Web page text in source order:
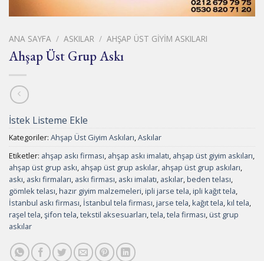
ANA SAYFA / ASKILAR / AHŞAP ÜST GIYIM ASKILARI
Ahşap Üst Grup Askı
İstek Listeme Ekle
Kategoriler: Ahşap Üst Giyim Askıları,Askılar
Etiketler: ahşap askı firması, ahşap askı imalatı, ahşap üst giyim askıları,
ahşap üst grup askı, ahşap üst grup askılar, ahşap üst grup askıları,
askı, askı firmaları, askı firması, askı imalatı, askılar,beden telası,
gömlek telası,hazır giyim malzemeleri,ipli jarse tela,ipli kağıt tela,
İstanbul askı firması, İstanbul tela firması,jarse tela,kağıt tela,kıl tela,
raşel tela,şifon tela,tekstil aksesuarları,tela,tela firması,üst grup
askılar